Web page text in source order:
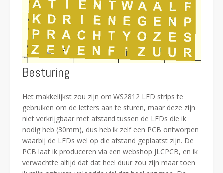
Besturing
Het makkelijkst zou zijn om WS2812 LED strips te
gebruiken om de letters aan te sturen, maar deze zijn
niet verkrijgbaar met afstand tussen de LEDs die ik
nodig heb (30mm), dus heb ik zelf een PCB ontworpen
waarbij de LEDs wel op die afstand geplaatst zijn. De
PCB laat ik produceren via een webshop JLCPCB, en ik
verwachtte altijd dat dat heel duur zou zijn maar toen